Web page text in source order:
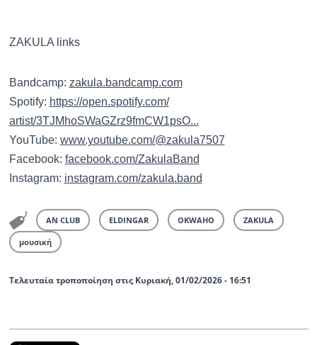
ZAKULA links
Bandcamp: zakula.bandcamp.com
Spotify: https://open.spotify.com/
artist/3TJMhoSWaGZrz9fmCW1psO...
YouTube: www.youtube.com/@zakula7507
Facebook: facebook.com/ZakulaBand
Instagram: instagram.com/zakula.band
AN CLUB ELDINGAR OKWAHO ZAKULA
μουσική
Τελευταία τροποποίηση στις Κυριακή, 01/02/2026 - 16:51